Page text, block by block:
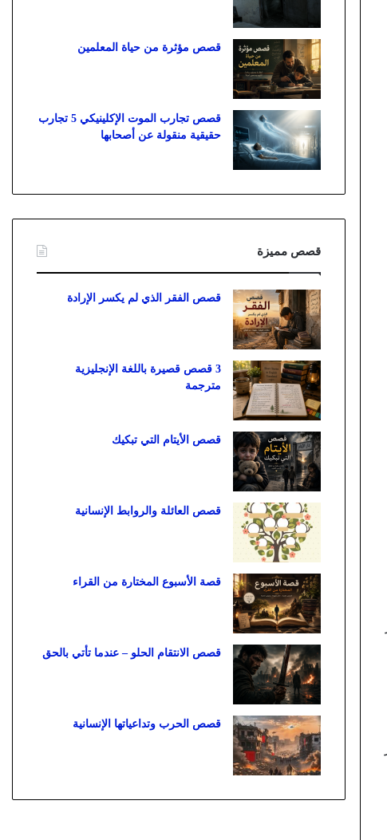
قصص مؤثرة من حياة المعلمين
قصص تجارب الموت الإكلينيكي 5 تجارب
حقيقية منقولة عن أصحابها
قصص مميزة
قصص الفقر الذي لم يكسر الإرادة
3 قصص قصيرة باللغة الإنجليزية
مترجمة
قصص الأيتام التي تبكيك
قصص العائلة والروابط الإنسانية
قصة الأسبوع المختارة من القراء
قصص الانتقام الحلو – عندما تأتي بالحق
قصص الحرب وتداعياتها الإنسانية